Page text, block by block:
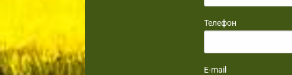
Телефон
E-mail